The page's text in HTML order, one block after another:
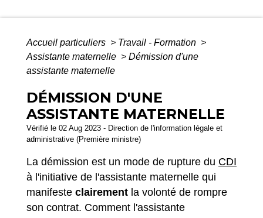
Accueil particuliers > Travail - Formation >
Assistante maternelle > Démission d'une
assistante maternelle
DÉMISSION D'UNE
ASSISTANTE MATERNELLE
Vérifié le 02 Aug 2023 - Direction de l'information légale et
administrative (Première ministre)
La démission est un mode de rupture du CDI
à l'initiative de l'assistante maternelle qui
manifeste clairement la volonté de rompre
son contrat. Comment l'assistante